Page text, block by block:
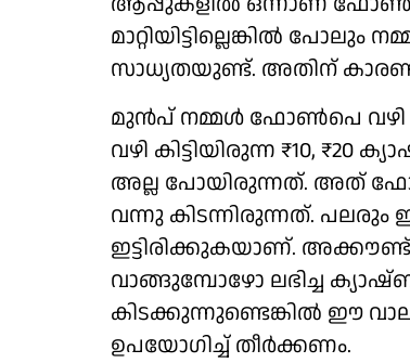
മാറ്റിയിട്ടില്ലെങ്കില്‍
സാധ്യതയുണ്ട്. അതിന്
മുന്‍പ് നമ്മള്‍ ഫോണ്‍പെ വഴി
വഴി കിട്ടിയിരുന്ന ₹10,
അല്ല പോയിരുന്നത്. അത്
വന്നു കിടന്നിരുന്നത്. പലരും
ഇട്ടിരിക്കുകയാണ്.
വാങ്ങുമ്പോഴോ ലഭിച്ച
കിടക്കുന്നുണ്ടെങ്കില്‍ ഈ
ഉപയോഗിച്ച് തീര്‍ക്കണം.